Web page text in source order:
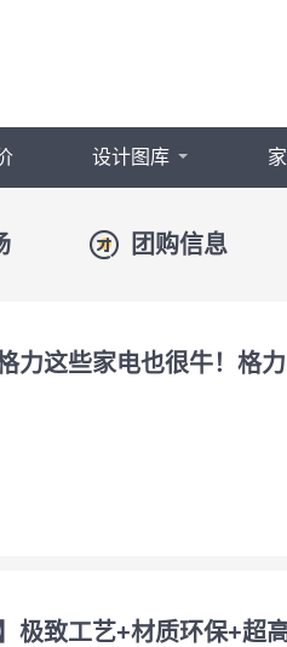
设计图库
团购信息
力这些家电也很牛！格
极致工艺+材质环保+